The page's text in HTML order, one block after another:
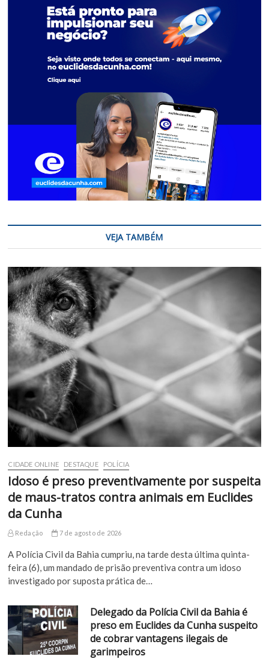
VEJA TAMBÉM
CIDADE ONLINE DESTAQUE POLÍCIA
Idoso é preso preventivamente por suspeita
de maus-tratos contra animais em Euclides
da Cunha
Redação 7 de agosto de 2026
A Polícia Civil da Bahia cumpriu, na tarde desta última quinta-
feira (6), um mandado de prisão preventiva contra um idoso
investigado por suposta prática de…
Delegado da Polícia Civil da Bahia é
preso em Euclides da Cunha suspeito
de cobrar vantagens ilegais de
garimpeiros